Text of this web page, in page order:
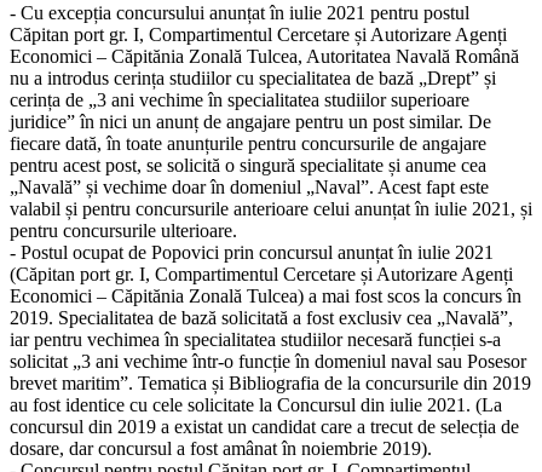
- Cu excepția concursului anunțat în iulie 2021 pentru postul
Căpitan port gr. I, Compartimentul Cercetare și Autorizare Agenți
Economici – Căpitănia Zonală Tulcea, Autoritatea Navală Română
nu a introdus cerința studiilor cu specialitatea de bază „Drept” și
cerința de „3 ani vechime în specialitatea studiilor superioare
juridice” în nici un anunț de angajare pentru un post similar. De
fiecare dată, în toate anunțurile pentru concursurile de angajare
pentru acest post, se solicită o singură specialitate și anume cea
„Navală” și vechime doar în domeniul „Naval”. Acest fapt este
valabil și pentru concursurile anterioare celui anunțat în iulie 2021, și
pentru concursurile ulterioare.
- Postul ocupat de Popovici prin concursul anunțat în iulie 2021
(Căpitan port gr. I, Compartimentul Cercetare și Autorizare Agenți
Economici – Căpitănia Zonală Tulcea) a mai fost scos la concurs în
2019. Specialitatea de bază solicitată a fost exclusiv cea „Navală”,
iar pentru vechimea în specialitatea studiilor necesară funcției s-a
solicitat „3 ani vechime într-o funcție în domeniul naval sau Posesor
brevet maritim”. Tematica și Bibliografia de la concursurile din 2019
au fost identice cu cele solicitate la Concursul din iulie 2021. (La
concursul din 2019 a existat un candidat care a trecut de selecția de
dosare, dar concursul a fost amânat în noiembrie 2019).